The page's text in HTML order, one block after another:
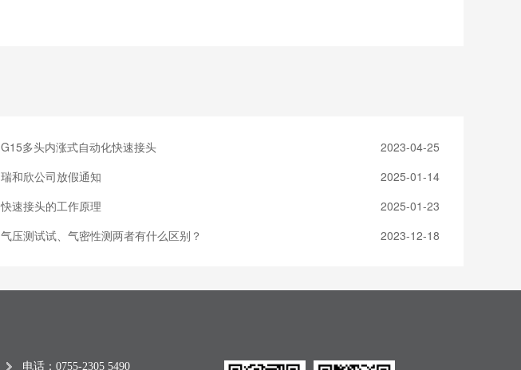
G15多头内涨式自动化快速接头
2023-04-25
瑞和欣公司放假通知
2025-01-14
快速接头的工作原理
2025-01-23
气压测试试、气密性测两者有什么区别？ 2023-12-18
电话：0755-2305 5490